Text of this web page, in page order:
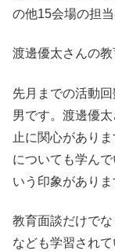
の他15会場の担
渡邊優太さんの教
先月までの活動
男です。渡邊優
止に関心があり
についても学ん
いう印象がありま
教育面談だけで
なども学習され